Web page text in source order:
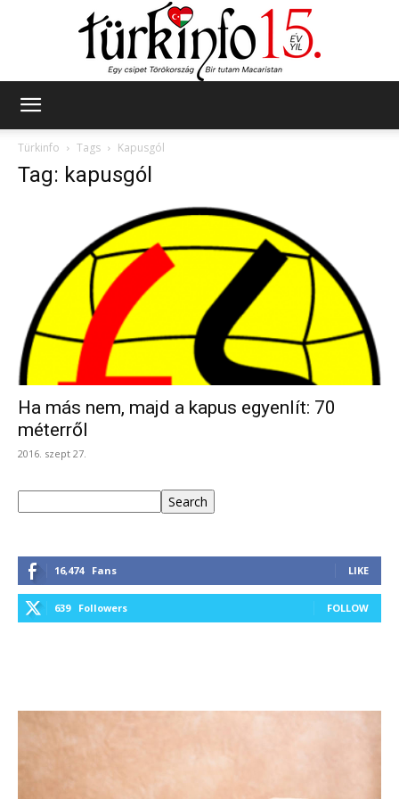
Türkinfo
Tags Kapusgól
Tag: kapusgól
Ha más nem, majd a kapus egyenlít: 70
méterről
2016. szept 27.
Search
16,474 Fans LIKE
639 Followers FOLLOW